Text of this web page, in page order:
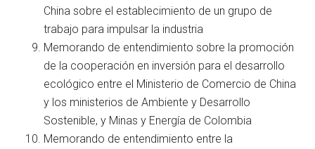
China sobre el establecimiento de un grupo de
trabajo para impulsar la industria
Memorando de entendimiento sobre la promoción
de la cooperación en inversión para el desarrollo
ecológico entre el Ministerio de Comercio de China
y los ministerios de Ambiente y Desarrollo
Sostenible, y Minas y Energía de Colombia
Memorando de entendimiento entre la